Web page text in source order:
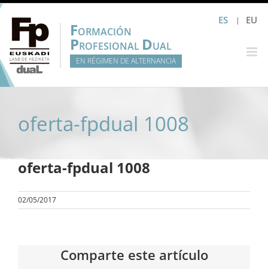
Saltar
contenido
ES EU
FORMACIÓN
PROFESIONAL DUAL
EN RÉGIMEN DE ALTERNANCIA
oferta-fpdual 1008
oferta-fpdual 1008
02/05/2017
Comparte este artículo